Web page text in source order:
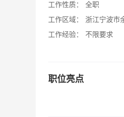
工作性质：
全职
工作区域：
浙江宁波市
工作经验：
不限要求
职位亮点